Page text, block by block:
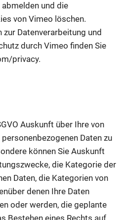
und die
von Vimeo löschen.
Datenverarbeitung und
durch Vimeo finden Sie
privacy.
Auskunft über Ihre von
Daten zu
können Sie Auskunft
die Kategorie der
Daten, die Kategorien von
denen Ihre Daten
oder werden, die geplante